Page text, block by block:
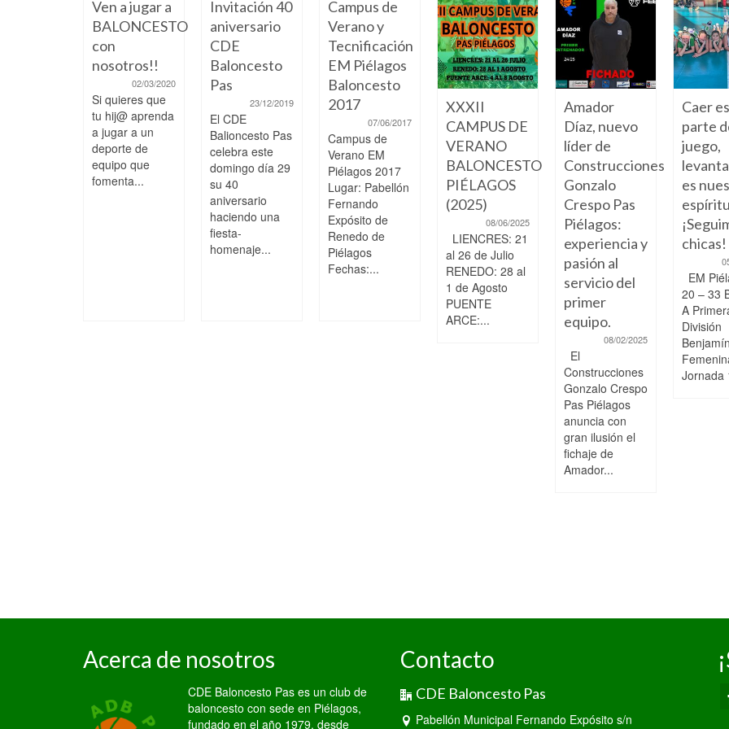
Ven a jugar a
BALONCESTO
con
nosotros!!
02/03/2020
Si quieres que
tu hij@ aprenda
a jugar a un
deporte de
equipo que
fomenta...
Invitación 40
aniversario
CDE
Baloncesto
Pas
23/12/2019
El CDE
Balioncesto Pas
celebra este
domingo día 29
su 40
aniversario
haciendo una
fiesta-
homenaje...
Campus de
Verano y
Tecnificación
EM Piélagos
Baloncesto
2017
07/06/2017
Campus de
Verano EM
Piélagos 2017
Lugar: Pabellón
Fernando
Expósito de
Renedo de
Piélagos
Fechas:...
XXXII
CAMPUS DE
VERANO
BALONCESTO
PIÉLAGOS
(2025)
08/06/2025
LIENCRES: 21
al 26 de Julio
RENEDO: 28 al
1 de Agosto
PUENTE
ARCE:...
Amador
Díaz, nuevo
líder de
Construcciones
Gonzalo
Crespo Pas
Piélagos:
experiencia y
pasión al
servicio del
primer
equipo.
08/02/2025
El
Construcciones
Gonzalo Crespo
Pas Piélagos
anuncia con
gran ilusión el
fichaje de
Amador...
Caer es
parte
juego,
es
chicas!
EM
20 – 33
A
División
Benjamín
Jornada
Acerca de nosotros
CDE Baloncesto Pas es un club de
baloncesto con sede en Piélagos,
fundado en el año 1979, desde
Contacto
CDE Baloncesto Pas
Pabellón Municipal Fernando Expósito s/n